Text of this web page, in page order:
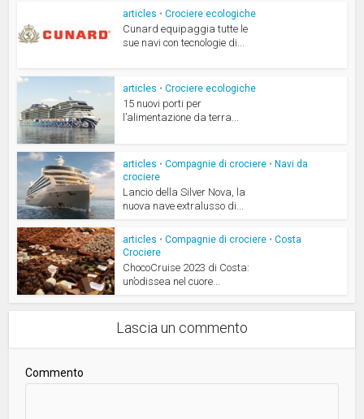
articles • Crociere ecologiche
Cunard equipaggia tutte le
sue navi con tecnologie di...
articles • Crociere ecologiche
15 nuovi porti per
l’alimentazione da terra...
articles • Compagnie di crociere • Navi da
crociere
Lancio della Silver Nova, la
nuova nave extralusso di...
articles • Compagnie di crociere • Costa
Crociere
ChocoCruise 2023 di Costa:
un’odissea nel cuore...
Lascia un commento
Commento